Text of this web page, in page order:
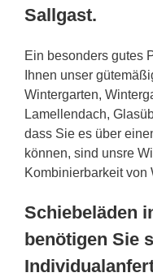
Sallgast.
Ein besonders gutes
Ihnen unser
Wintergarten,
Lamellendach,
dass Sie es über
können, sind unsre
Kombinierbarkeit von
Schiebeläden
benötigen Sie